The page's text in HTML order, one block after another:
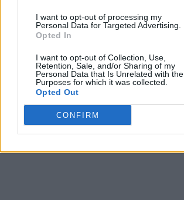
I want to opt-out of processing my
Personal Data for Targeted Advertising.
Opted In
I want to opt-out of Collection, Use,
Retention, Sale, and/or Sharing of my
Personal Data that Is Unrelated with the
Purposes for which it was collected.
Opted Out
CONFIRM